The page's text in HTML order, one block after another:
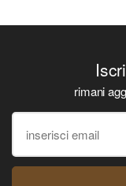
rimani